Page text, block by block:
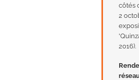
côtés
2
2016).